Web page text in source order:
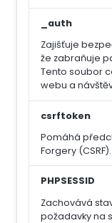
_auth
Zajišťuje
že zabraňuje
Tento soubor
webu a
csrftoken
Pomáhá
Forgery (CSRF).
PHPSESSID
Zachovává
požadavky na